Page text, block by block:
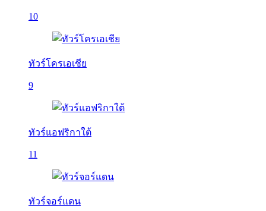
10
ทัวร์โครเอเชีย
9
ทัวร์แอฟริกาใต้
11
ทัวร์จอร์แดน